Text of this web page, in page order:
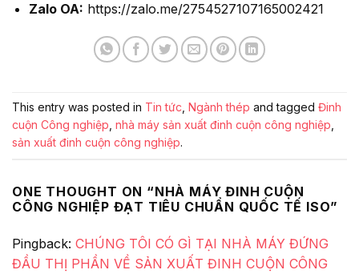
Zalo OA: https://zalo.me/2754527107165002421
This entry was posted in Tin tức Ngành thép and tagged Đinh
cuộn Công nghiệp nhà máy sản xuất đinh cuộn công nghiệp
sản xuất đinh cuộn công nghiệp.
ONE THOUGHT ON “NHÀ MÁY ĐINH CUỘN
CÔNG NGHIỆP ĐẠT TIÊU CHUẨN QUỐC TẾ ISO”
Pingback: CHÚNG TÔI CÓ GÌ TẠI NHÀ MÁY ĐỨNG
ĐẦU THỊ PHẦN VỀ SẢN XUẤT ĐINH CUỘN CÔNG